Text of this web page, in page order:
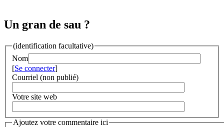
Un gran de sau ?
(identification facultative)
Nom
[Se connecter]
Courriel (non publié)
Votre site web
Ajoutez votre commentaire ici